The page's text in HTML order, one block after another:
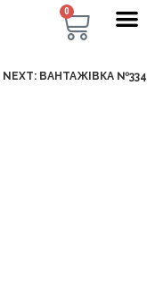
0
NEXT: ВАНТАЖІВКА №334